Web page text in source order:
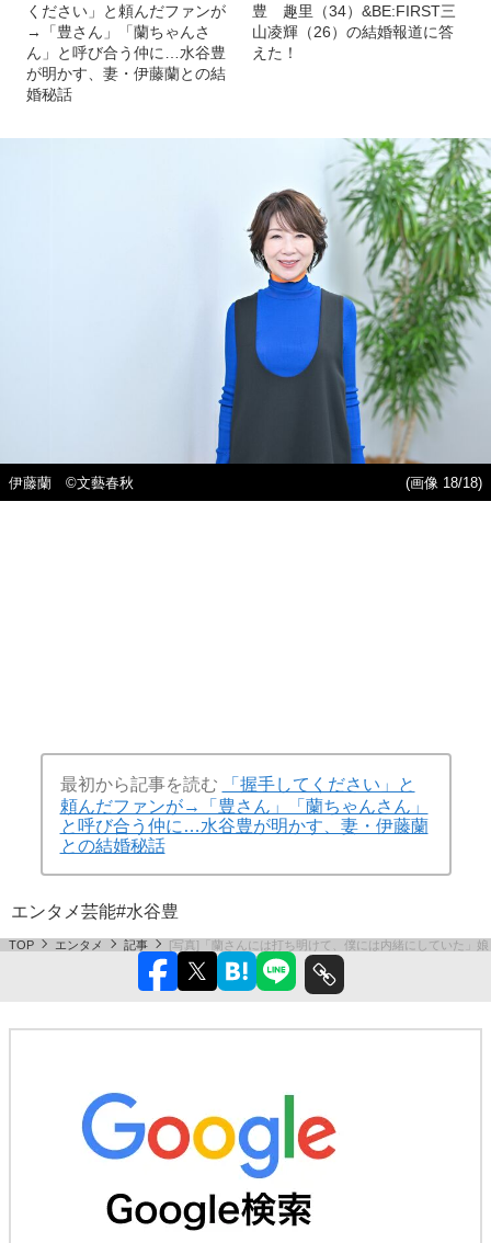
ください」と頼んだファンが
→「豊さん」「蘭ちゃんさ
ん」と呼び合う仲に…水谷豊
が明かす、妻・伊藤蘭との結
婚秘話
豊 趣里（34）&BE:FIRST三
山凌輝（26）の結婚報道に答
えた！
伊藤蘭 ©︎文藝春秋 (画像 18/18)
最初から記事を読む
「握手してください」と
頼んだファンが→「豊さん」「蘭ちゃんさん」
と呼び合う仲に…水谷豊が明かす、妻・伊藤蘭
との結婚秘話
エンタメ芸能#水谷豊
TOP エンタメ 記事 [写真]「蘭さんには打ち明けて、僕には内緒にしていた」